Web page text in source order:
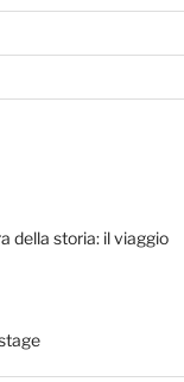
della storia: il viaggio